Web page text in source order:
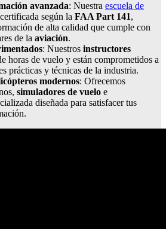
avanzada: Nuestra escuela de
según la FAA Part 141,
de alta calidad que cumple con
de la aviación.
: Nuestros instructores
horas de vuelo y están comprometidos a
prácticas y técnicas de la industria.
modernos: Ofrecemos
simuladores de vuelo e
diseñada para satisfacer tus